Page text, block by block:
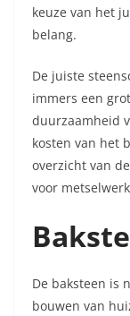
keuze van het
belang.
De juiste
immers een
duurzaamheid
kosten van het
overzicht van
voor
De baksteen is
bouwen van